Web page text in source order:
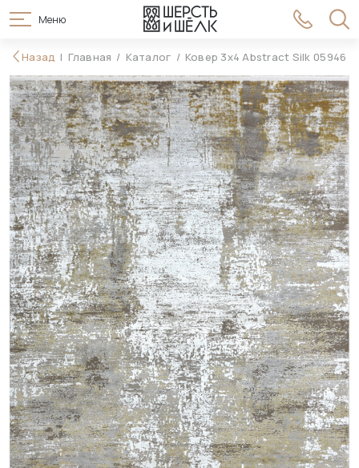
Меню
358 990 ₽ 396 990 ₽ В корзину
Назад Главная Каталог Ковер 3x4 Abstract Silk 05946